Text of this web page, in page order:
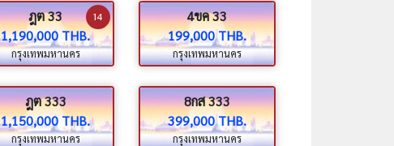
ฎต 33
1,190,000 THB.
กรุงเทพมหานคร
14
4ขค 33
199,000 THB.
กรุงเทพมหานคร
ฎต 333
1,150,000 THB.
กรุงเทพมหานคร
8กส 333
399,000 THB.
กรุงเทพมหานคร